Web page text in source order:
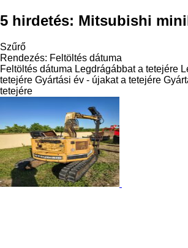
5 hirdetés: Mitsubishi
Szűrő
Rendezés: Feltöltés dátuma
Feltöltés dátuma Legdrágábbat a tetejére
tetejére Gyártási év - újakat a tetejére
tetejére